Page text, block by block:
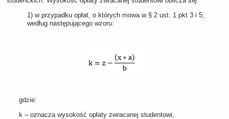
1) w przypadku opłat, o których mowa w § 2 ust. 1 pkt 3 i 5,
według następującego wzoru:
gdzie:
k – oznacza wysokość opłaty zwracanej studentowi,